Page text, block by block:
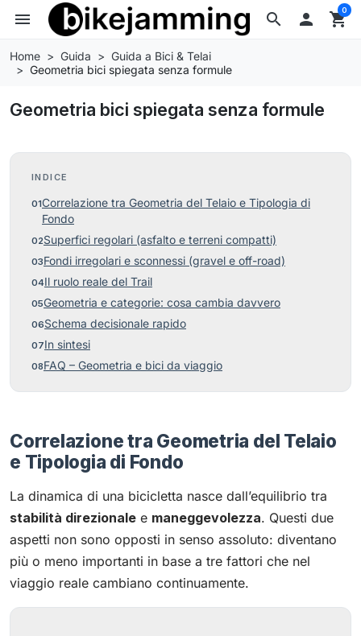
search
menu  shopping_cart
0
Home Guida
Guida a Bici & Telai
Geometria bici spiegata senza formule
Geometria bici spiegata senza formule
INDICE
Correlazione tra Geometria del Telaio e Tipologia di
Fondo
Superfici regolari (asfalto e terreni compatti)
Fondi irregolari e sconnessi (gravel e off-road)
Il ruolo reale del Trail
Geometria e categorie: cosa cambia davvero
Schema decisionale rapido
In sintesi
FAQ – Geometria e bici da viaggio
Correlazione tra Geometria del Telaio
e Tipologia di Fondo
La dinamica di una bicicletta nasce dall’equilibrio tra
stabilità direzionale e maneggevolezza. Questi due
aspetti non sono opposti in senso assoluto: diventano
più o meno importanti in base a tre fattori che nel
viaggio reale cambiano continuamente.